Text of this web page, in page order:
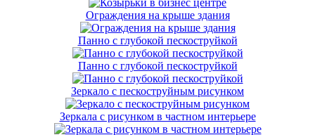
Ограждения на крыше здания
Панно с глубокой пескоструйкой
Панно с глубокой пескоструйкой
Зеркало с пескоструйным рисунком
Зеркала с рисунком в частном интерьере